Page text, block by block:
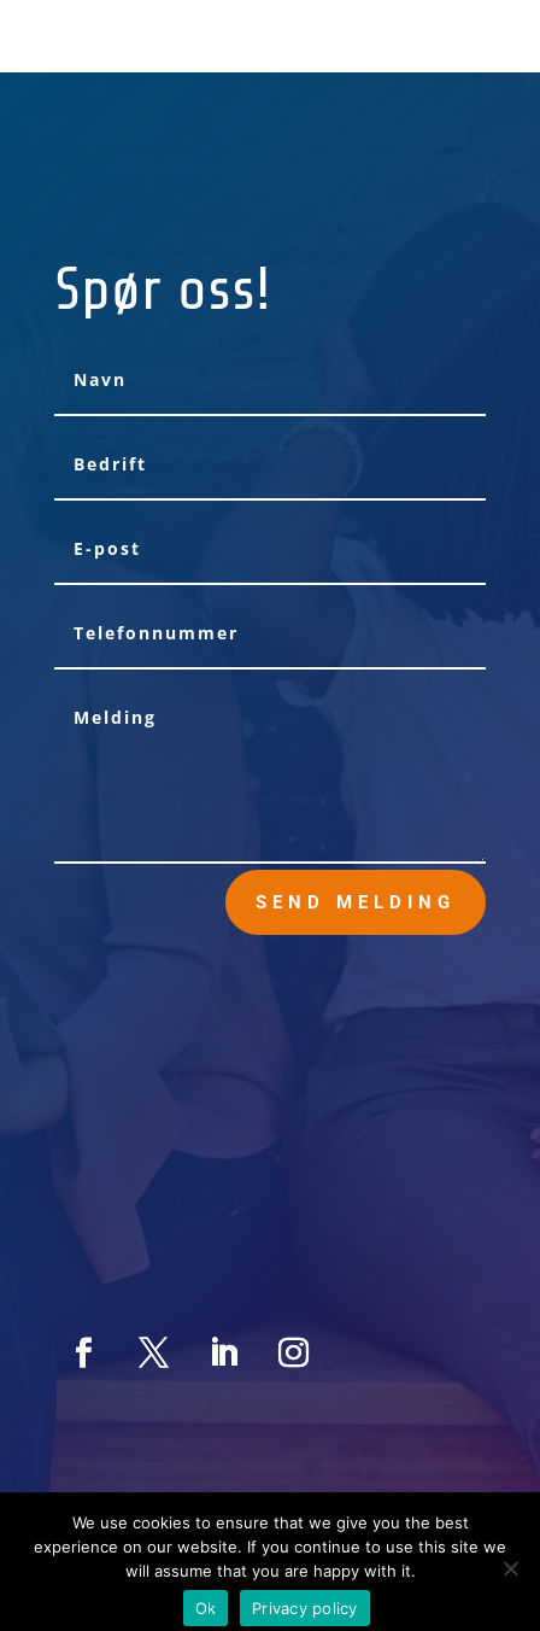
BESTILL GRATIS DEMO
Spør oss!
SEND MELDING
Hovfaret 17B
0275 Oslo
Org.nr. 885 637 892
© 2000-2025 eDialog24 AS
We use cookies to ensure that we give you the best
experience on our website. If you continue to use this site we
will assume that you are happy with it.
Ok
Privacy policy